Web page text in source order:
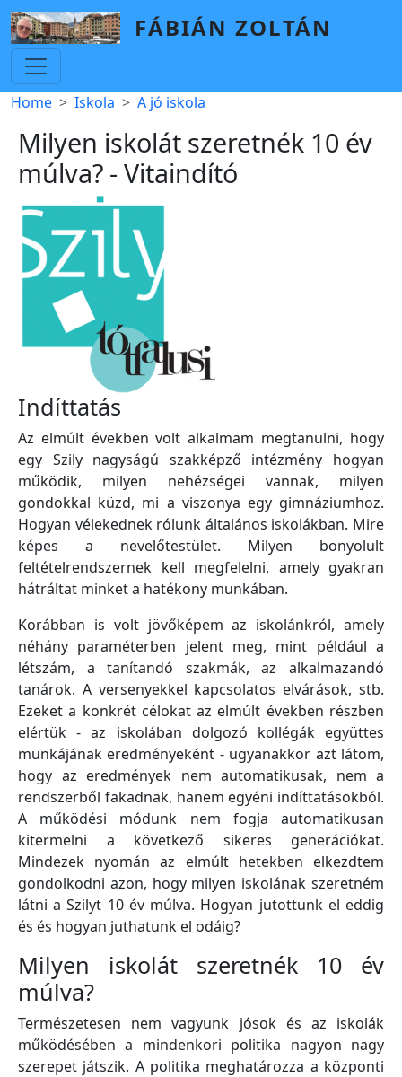
Skip to main content
FÁBIÁN ZOLTÁN
Breadcrumb
Home Iskola A jó iskola
Milyen iskolát szeretnék 10 év
múlva? - Vitaindító
Indíttatás
Az elmúlt években volt alkalmam megtanulni, hogy
egy Szily nagyságú szakképző intézmény hogyan
működik, milyen nehézségei vannak, milyen
gondokkal küzd, mi a viszonya egy gimnáziumhoz.
Hogyan vélekednek rólunk általános iskolákban. Mire
képes a nevelőtestület. Milyen bonyolult
feltételrendszernek kell megfelelni, amely gyakran
hátráltat minket a hatékony munkában.
Korábban is volt jövőképem az iskolánkról, amely
néhány paraméterben jelent meg, mint például a
létszám, a tanítandó szakmák, az alkalmazandó
tanárok. A versenyekkel kapcsolatos elvárások, stb.
Ezeket a konkrét célokat az elmúlt években részben
elértük - az iskolában dolgozó kollégák együttes
munkájának eredményeként - ugyanakkor azt látom,
hogy az eredmények nem automatikusak, nem a
rendszerből fakadnak, hanem egyéni indíttatásokból.
A működési módunk nem fogja automatikusan
kitermelni a következő sikeres generációkat.
Mindezek nyomán az elmúlt hetekben elkezdtem
gondolkodni azon, hogy milyen iskolának szeretném
látni a Szilyt 10 év múlva. Hogyan jutottunk el eddig
és és hogyan juthatunk el odáig?
Milyen iskolát szeretnék 10 év
múlva?
Természetesen nem vagyunk jósok és az iskolák
működésében a mindenkori politika nagyon nagy
szerepet játszik. A politika meghatározza a központi